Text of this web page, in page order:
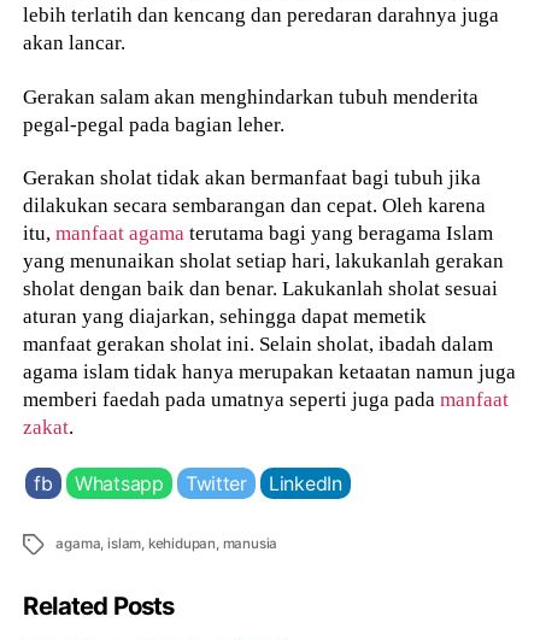
lebih terlatih dan kencang dan peredaran darahnya juga
akan lancar.
Gerakan salam akan menghindarkan tubuh menderita
pegal-pegal pada bagian leher.
Gerakan sholat tidak akan bermanfaat bagi tubuh jika
dilakukan secara sembarangan dan cepat. Oleh karena
itu,manfaat agama terutama bagi yang beragama Islam
yang menunaikan sholat setiap hari, lakukanlah gerakan
sholat dengan baik dan benar. Lakukanlah sholat sesuai
aturan yang diajarkan, sehingga dapat memetik
manfaat gerakan sholat ini. Selain sholat, ibadah dalam
agama islam tidak hanya merupakan ketaatan namun juga
memberi faedah pada umatnya seperti juga padamanfaat
zakat.
fb Whatsapp Twitter LinkedIn
Tags agama, islam, kehidupan, manusia
Related Posts